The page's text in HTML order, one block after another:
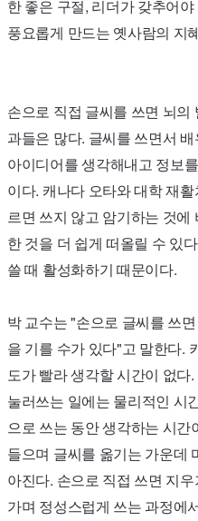
한 좋은 구절, 리더가 갖추어
풍요롭게 만드는 옛사람의 지
손으로 직접 글씨를 쓰면 뇌
과들은 많다. 글씨를 쓰면서
아이디어를 생각해내고 정보
이다. 캐나다 오타와 대학 재
르면 쓰지 않고 암기하는 것
한 것을 더 쉽게 떠올릴 수 있
쓸 때 활성화하기 때문이다.
박 교수는 "손으로 글씨를 쓰
을 기를 수가 있다"고 말한다.
도가 빨라 생각할 시간이 없
눌러쓰는 일에는 물리적인 시
으로 쓰는 동안 생각하는 시
들으며 글씨를 옮기는 가운데
아진다. 손으로 직접 쓰면 지
가며 정성스럽게 쓰는 과정에